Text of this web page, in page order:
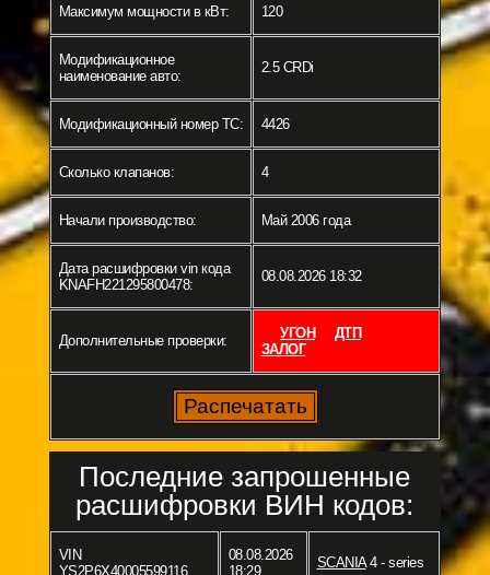
Максимум мощности в кВт: 120
Модификационное
наименование авто:
2.5 CRDi
Модификационный номер ТС: 4426
Сколько клапанов: 4
Начали производство: Май 2006 года
Дата расшифровки vin кода
KNAFH221295800478:
08.08.2026 18:32
Дополнительные проверки: УГОН
ДТП
ЗАЛОГ
Последние запрошенные
расшифровки ВИН кодов:
VIN
YS2P6X40005599116
08.08.2026
18:29
SCANIA4 - series